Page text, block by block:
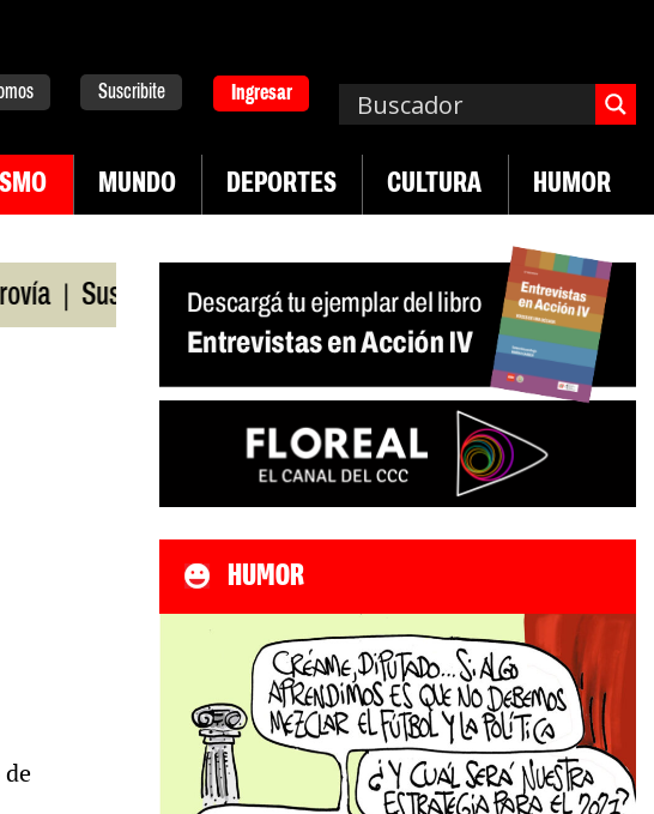
Suscribite Ingresar
MUNDO DEPORTES CULTURA HUMOR
| Suspenden desregulación del practicaje | Denuncias por
HUMOR